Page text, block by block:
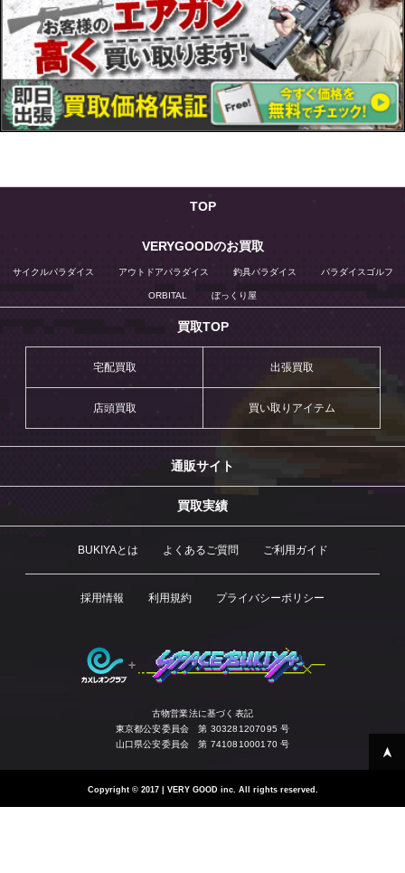
TOP
VERYGOODのお買取
サイクルパラダイス アウトドアパラダイス 釣具パラダイス パラダイスゴルフ
ORBITAL ぼっくり屋
買取TOP
宅配買取 出張買取
店頭買取 買い取りアイテム
通販サイト
買取実績
BUKIYAとは よくあるご質問 ご利用ガイド
採用情報 利用規約 プライバシーポリシー
古物営業法に基づく表記
東京都公安委員会 第 303281207095 号
山口県公安委員会 第 741081000170 号
Copyright ©2017 | VERY GOOD inc. All rights reserved.